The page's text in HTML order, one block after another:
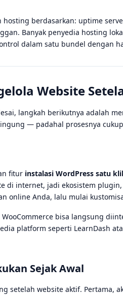
berdasarkan: uptime
Banyak penyedia hosting
dalam satu bundel dengan
Website
langkah berikutnya adalah
— padahal prosesnya
fitur instalasi WordPress satu
di internet, jadi ekosistem
online Anda, lalu mulai
bisa langsung
platform seperti LearnDash
Sejak Awal
setelah website aktif. Pertama,